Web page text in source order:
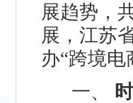
展趋势，
展，江苏
办“跨境
一、